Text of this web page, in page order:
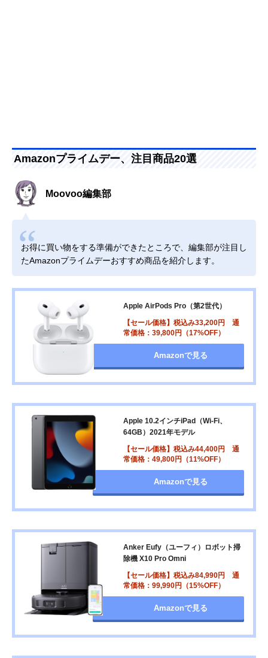
Amazonプライムデー、注目商品20選
Moovoo編集部
お得に買い物をする準備ができたところで、編集部が注目し
たAmazonプライムデーおすすめ商品を紹介します。
Apple AirPods Pro（第2世代）
【セール価格】税込み33,200円 通
常価格：39,800円（17%OFF）
Amazonで見る
Apple 10.2インチiPad（Wi-Fi、
64GB）2021年モデル
【セール価格】税込み44,400円 通
常価格：49,800円（11%OFF）
Amazonで見る
Anker Eufy（ユーフィ）ロボット掃
除機 X10 Pro Omni
【セール価格】税込み84,990円 通
常価格：99,990円（15%OFF）
Amazonで見る